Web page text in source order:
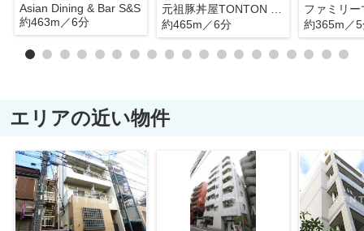
Asian Dining & Bar S&S
約463m／6分
約465m／6分
約365m／
エリアの近い物件